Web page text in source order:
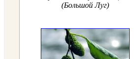
(Большой Луг)